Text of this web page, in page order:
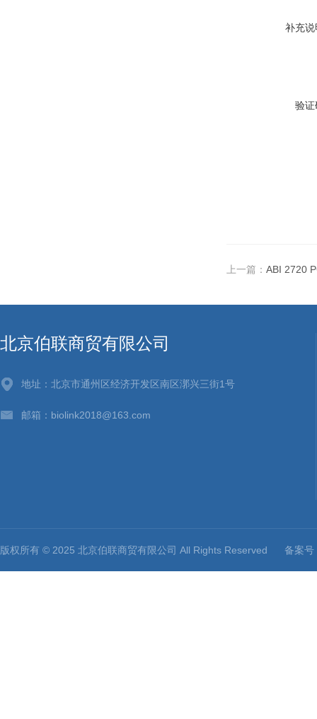
补充说
验证
上一篇： ABI 2720
北京伯联商贸有限公司
地址：北京市通州区经济开发区南区漷兴三街1号
邮箱：biolink2018@163.com
版权所有 © 2025 北京伯联商贸有限公司 All Rights Reserved 备案号